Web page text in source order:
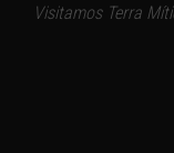
Visitamos Terra